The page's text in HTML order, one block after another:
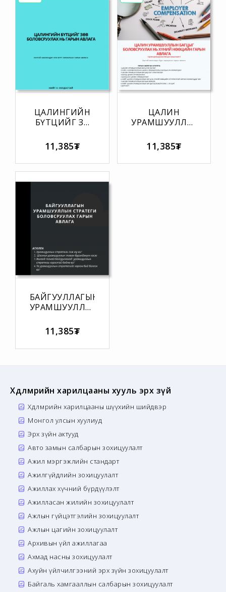
ЦАЛИНГИЙН
БҮТЦИЙГ ЗӨВ
НЬ ГАРЫН
АВЛАГА
11,385₮
ЦАЛИН
УРАМШУУЛЛЫН
БОЛОВСРУУЛАХ
НЬ ХҮНИЙ
НӨӨЦИЙН ГАРЫН
11,385₮
БАЙГУУЛЛАГЫН
УРАМШУУЛЛЫН
БОЛОВСРУУЛАХ
ГАРЫН АВЛАГА
11,385₮
Хөдөлмөрийн харилцааны хууль эрх зүй
Хөдөлмөрийн харилцааны шүүхийн шийдвэр
Монгол улсын хуулиуд
Эрх зүйн актууд
Авто замын салбарын зохицуулалт
Ажил мэргэжлийн стандарт
Ажилгүйдлийн зохицуулалт
Ажиллах хүчний бүрдүүлэлт
Ажилласан жилийн зохицуулалт
Ажлын гүйцэтгэлийн зохицуулалт
Ажлын цагийн зохицуулалт
Архивын үйл ажиллагаа
Ахмад насны зохицуулалт
Ахуйн үйлчилгээний эрх зүйн зохицуулалт
Байгаль хамгааллын салбарын зохицуулалт